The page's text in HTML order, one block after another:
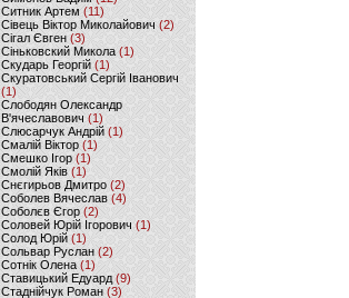
Ситник Артем(11)
Сівець Віктор Миколайович(2)
Сігал Євген (3)
Сіньковский Микола(1)
Скударь Георгій (1)
Скуратовський Сергій Іванович
(1)
Слободян Олександр
В'ячеславович(1)
Слюсарчук Андрій(1)
Смалій Віктор (1)
Смешко Ігор (1)
Смолій Яків (1)
Снєгирьов Дмитро (2)
Соболев Вячеслав (4)
Соболєв Єгор(2)
Соловей Юрій Ігорович (1)
Солод Юрій (1)
Сольвар Руслан (2)
Сотнік Олена(1)
Ставицький Едуард (9)
Стаднійчук Роман(3)